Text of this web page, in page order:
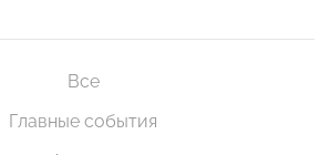
Все
Главные события